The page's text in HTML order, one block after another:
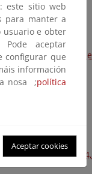
final del dique de
2015)
(Plan Litoral 2014,
este sitio web
para manter a
usuario e obter
Pode aceptar
configurar que
información
nosa ;política
Aceptar cookies